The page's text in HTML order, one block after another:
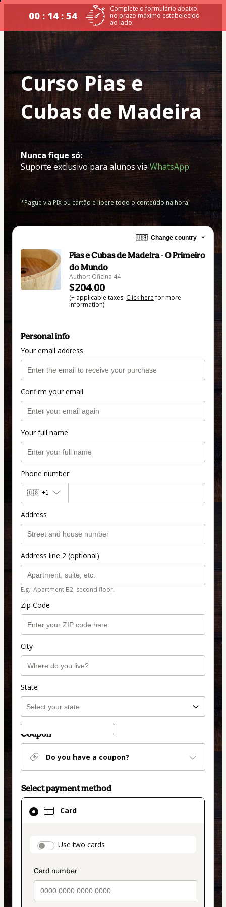
00 : 14 : 54
Complete o formulário abaixo
no prazo máximo estabelecido
ao lado.
Curso Pias e
Cubas de Madeira
Nunca fique só:
Suporte exclusivo para alunos via WhatsApp
*Pague via PIX ou cartão e libere todo o conteúdo na hora!
🇺🇸 Change country
Pias e Cubas de Madeira - O Primeiro
do Mundo
Author: Oficina 44
$204.00
(+ applicable taxes. Click herefor more
information)
Personal info
Your email address
Confirm your email
Your full name
Phone number
🇺🇸 +1
Address
Address line 2 (optional)
E.g.: Apartment B2, second floor.
Zip Code
City
State
Coupon
Do you have a coupon?
Select payment method
Card
payment_data.section_title_v2
Use two cards
Card
selected
method